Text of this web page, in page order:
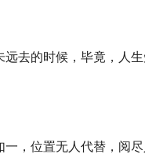
去的时候，毕竟，人
，位置无人代替，阅